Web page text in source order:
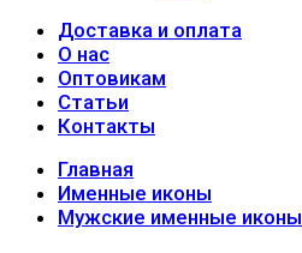
Доставка и оплата
О нас
Оптовикам
Статьи
Контакты
Главная
Именные иконы
Мужские именные иконы